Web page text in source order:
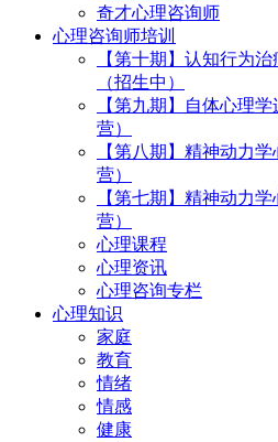
奇才心理咨询师
心理咨询师培训
【第十期】认知行为
（招生中）
【第九期】自体心理
营）
【第八期】精神动力
营）
【第七期】精神动力
营）
心理课程
心理资讯
心理咨询专栏
心理知识
家庭
教育
情绪
情感
健康